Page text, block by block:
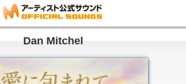
Dan Mitchel